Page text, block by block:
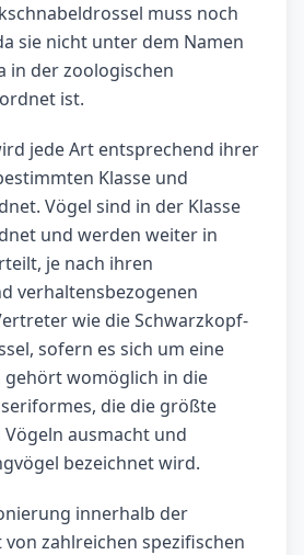
muss noch
sie nicht unter dem Namen
in der zoologischen
ist.
jede Art entsprechend ihrer
Klasse und
Vögel sind in der Klasse
und werden weiter in
je nach ihren
verhaltensbezogenen
wie die Schwarzkopf-
sofern es sich um eine
womöglich in die
die die größte
ausmacht und
bezeichnet wird.
innerhalb der
zahlreichen spezifischen